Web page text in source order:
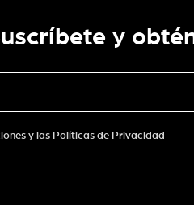
y
y las Políticas de Privacidad